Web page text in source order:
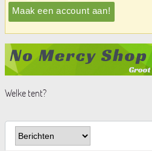
Maak een account aan!
Welke tent?